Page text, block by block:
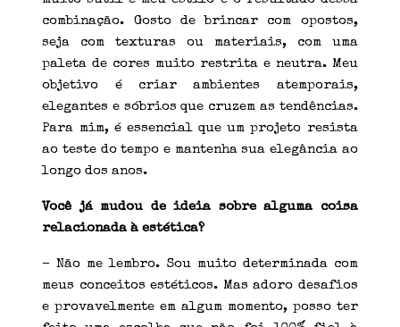
combinação. Gosto de brincar com opostos,
seja com texturas ou materiais, com uma
paleta de cores muito restrita e neutra. Meu
objetivo é criar ambientes atemporais,
elegantes e sóbrios que cruzem as tendências.
Para mim, é essencial que um projeto resista
ao teste do tempo e mantenha sua elegância ao
longo dos anos.
Você já mudou de ideia sobre alguma coisa
relacionada à estética?
– Não me lembro. Sou muito determinada com
meus conceitos estéticos. Mas adoro desafios
e provavelmente em algum momento, posso ter